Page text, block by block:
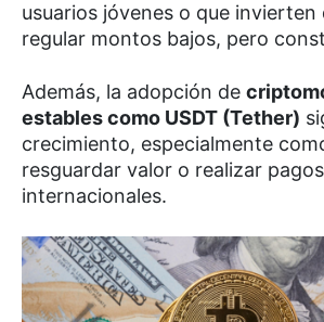
usuarios jóvenes o que invierten
regular montos bajos, pero
Además, la adopción de
estables como USDT (Tether)
crecimiento, especialmente
resguardar valor o realizar pagos
internacionales.